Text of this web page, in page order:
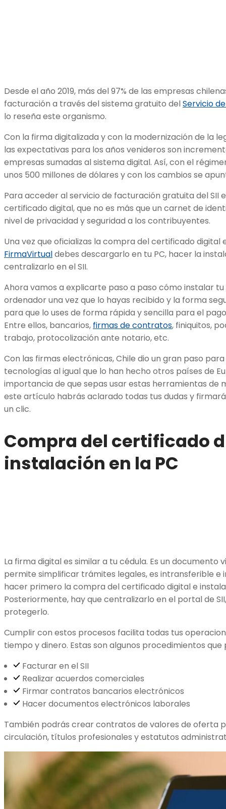
Desde el año 2019, más del 97% de las empresas
facturación a través del sistema gratuito delServicio
lo reseña este organismo.
Con la firma digitalizada y con la modernización de la
las expectativas para los años venideros son
empresas sumadas al sistema digital. Así, con el
unos 500 millones de dólares y con los cambios se
Para acceder al servicio de facturación gratuita del SII
certificado digital, que no es más que un carnet de
nivel de privacidad y seguridad a los contribuyentes.
Una vez que oficializas la compra del certificado
FirmaVirtualdebes descargarlo en tu PC, hacer la
centralizarlo en el SII.
Ahora vamos a explicarte paso a paso cómo instalar
ordenador una vez que lo hayas recibido y la forma
para que lo uses de forma rápida y sencilla para el
Entre ellos, bancarios, firmas de contratos, finiquitos,
trabajo, protocolización ante notario, etc.
Con las firmas electrónicas, Chile dio un gran paso
tecnologías al igual que lo han hecho otros países de
importancia de que sepas usar estas herramientas de
este artículo habrás aclarado todas tus dudas y
un clic.
Compra del certificado
instalación en la PC
La firma digital es similar a tu cédula. Es un documento
permite simplificar trámites legales, es intransferible e
hacer primero la compra del certificado digital e
Posteriormente, hay que centralizarlo en el portal de
protegerlo.
Cumplir con estos procesos facilita todas tus
tiempo y dinero. Estas son algunos procedimientos
Facturar en el SII
Realizar acuerdos comerciales
Firmar contratos bancarios electrónicos
Hacer documentos electrónicos laborales
También podrás crear contratos de valores de oferta
circulación, títulos profesionales y estatutos